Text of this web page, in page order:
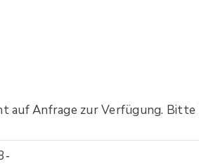
auf Anfrage zur Verfügung. Bitte